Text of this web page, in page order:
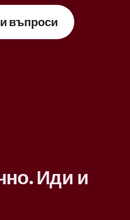
въпроси
Иди и